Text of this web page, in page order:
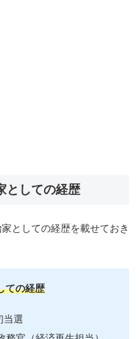
としての経歴
としての経歴を載せておき
ての経歴
当選